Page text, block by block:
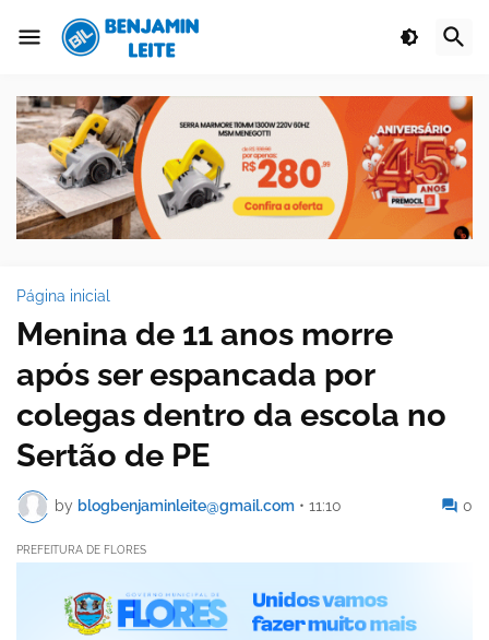
Página inicial
Menina de 11 anos morre
após ser espancada por
colegas dentro da escola no
Sertão de PE
by blogbenjaminleite@gmail.com • 11:10 0
PREFEITURA DE FLORES